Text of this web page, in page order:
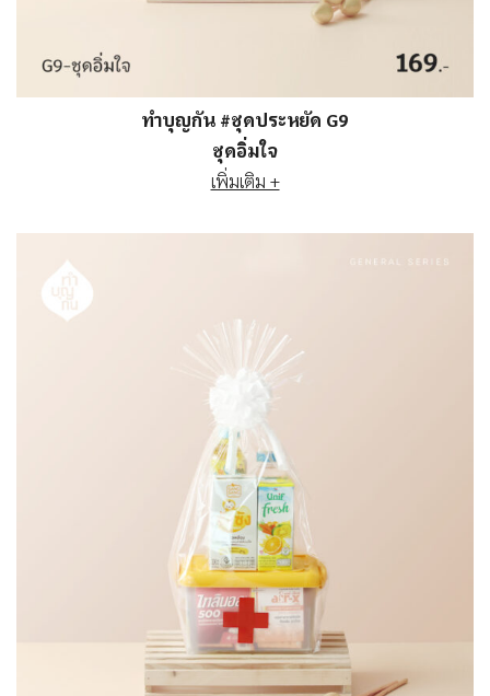
ทำบุญกัน #ชุดประหยัด G9
ชุดอิ่มใจ
เพิ่มเติม +